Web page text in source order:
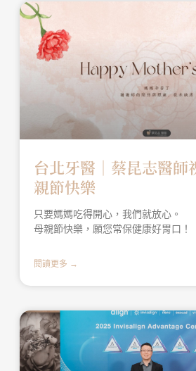
台北牙醫│蔡昆志醫師
親節快樂
只要媽媽吃得開心，我們就放心。
母親節快樂，願您常保健康好胃口！
閱讀更多 →